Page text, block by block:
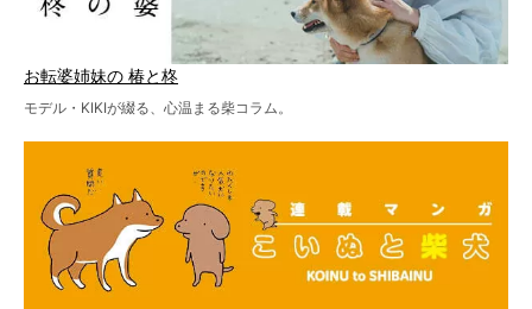
お転婆姉妹の 椿と柊
モデル・KIKIが綴る、心温まる柴コラム。